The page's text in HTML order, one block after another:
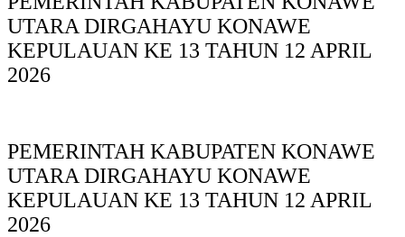
UTARA DIRGAHAYU KONAWE
KEPULAUAN KE 13 TAHUN 12 APRIL
2026
PEMERINTAH KABUPATEN KONAWE
UTARA DIRGAHAYU KONAWE
KEPULAUAN KE 13 TAHUN 12 APRIL
2026